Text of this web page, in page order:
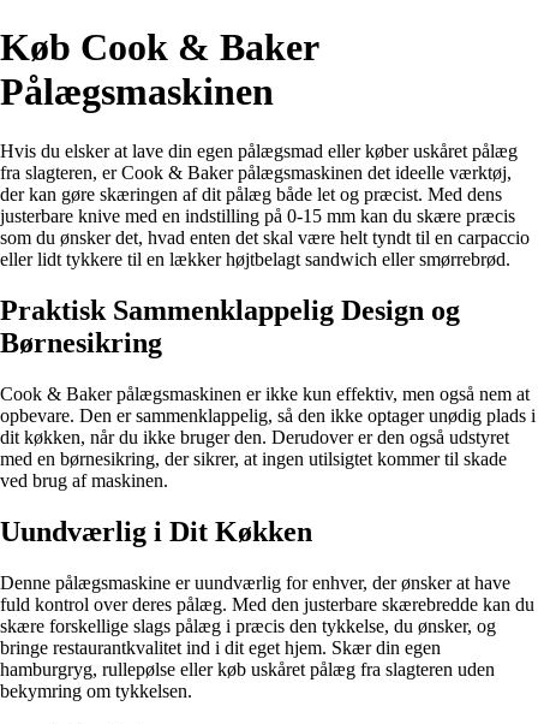
Køb Cook & Baker
Pålægsmaskinen
Hvis du elsker at lave din egen pålægsmad eller køber uskåret pålæg
fra slagteren, er Cook & Baker pålægsmaskinen det ideelle værktøj,
der kan gøre skæringen af dit pålæg både let og præcist. Med dens
justerbare knive med en indstilling på 0-15 mm kan du skære præcis
som du ønsker det, hvad enten det skal være helt tyndt til en carpaccio
eller lidt tykkere til en lækker højtbelagt sandwich eller smørrebrød.
Praktisk Sammenklappelig Design og
Børnesikring
Cook & Baker pålægsmaskinen er ikke kun effektiv, men også nem at
opbevare. Den er sammenklappelig, så den ikke optager unødig plads i
dit køkken, når du ikke bruger den. Derudover er den også udstyret
med en børnesikring, der sikrer, at ingen utilsigtet kommer til skade
ved brug af maskinen.
Uundværlig i Dit Køkken
Denne pålægsmaskine er uundværlig for enhver, der ønsker at have
fuld kontrol over deres pålæg. Med den justerbare skærebredde kan du
skære forskellige slags pålæg i præcis den tykkelse, du ønsker, og
bringe restaurantkvalitet ind i dit eget hjem. Skær din egen
hamburgryg, rullepølse eller køb uskåret pålæg fra slagteren uden
bekymring om tykkelsen.